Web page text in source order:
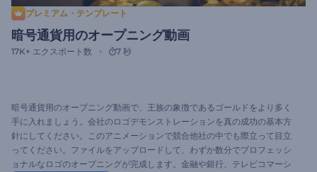
プレミアム・テンプレート
暗号通貨用のオープニング動画
17K+ エクスポート数 7 秒
暗号通貨用のオープニング動画で、王族の象徴であるゴールドをより多く
手に入れましょう。会社のロゴデモンストレーションを真の成功の基本方
針にしてください。このアニメーションで競合他社の中でも際立って目立
ってください。ファイルをアップロードして、わずか数分でプロフェッシ
ョナルなロゴのオープニングが完成します。金融や銀行、テレビコマーシ